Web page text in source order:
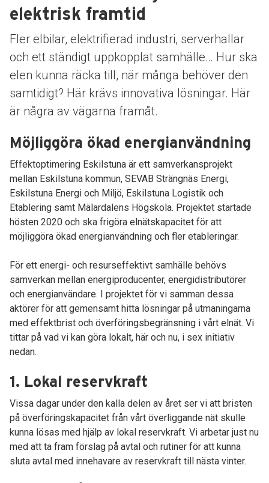
elektrisk framtid
Fler elbilar, elektrifierad industri, serverhallar
och ett ständigt uppkopplat samhälle… Hur ska
elen kunna räcka till, när många behöver den
samtidigt? Här krävs innovativa lösningar. Här
är några av vägarna framåt.
Möjliggöra ökad energianvändning
Effektoptimering Eskilstuna är ett samverkansprojekt
mellan Eskilstuna kommun, SEVAB Strängnäs Energi,
Eskilstuna Energi och Miljö, Eskilstuna Logistik och
Etablering samt Mälardalens Högskola. Projektet startade
hösten 2020 och ska frigöra elnätskapacitet för att
möjliggöra ökad energianvändning och fler etableringar.
För ett energi- och resurseffektivt samhälle behövs
samverkan mellan energiproducenter, energidistributörer
och energianvändare. I projektet för vi samman dessa
aktörer för att gemensamt hitta lösningar på utmaningarna
med effektbrist och överföringsbegränsning i vårt elnät. Vi
tittar på vad vi kan göra lokalt, här och nu, i sex initiativ
nedan.
1. Lokal reservkraft
Vissa dagar under den kalla delen av året ser vi att bristen
på överföringskapacitet från vårt överliggande nät skulle
kunna lösas med hjälp av lokal reservkraft. Vi arbetar just nu
med att ta fram förslag på avtal och rutiner för att kunna
sluta avtal med innehavare av reservkraft till nästa vinter.